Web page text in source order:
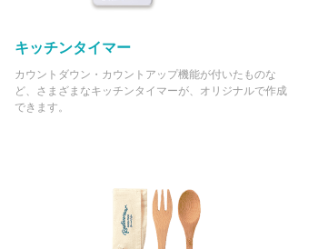
キッチンタイマー
カウントダウン・カウントアップ機能が付いたものな
ど、さまざまなキッチンタイマーが、オリジナルで作成
できます。